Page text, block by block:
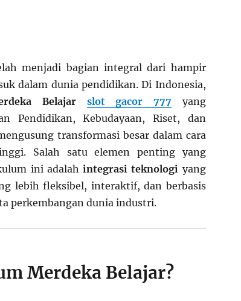
menjadi bagian integral dari hampir
dalam dunia pendidikan. Di Indonesia,
Belajar slot gacor 777 yang
Pendidikan, Kebudayaan, Riset, dan
transformasi besar dalam cara
Salah satu elemen penting yang
ini adalahintegrasi teknologi yang
lebih fleksibel, interaktif, dan berbasis
perkembangan dunia industri.
Merdeka Belajar?